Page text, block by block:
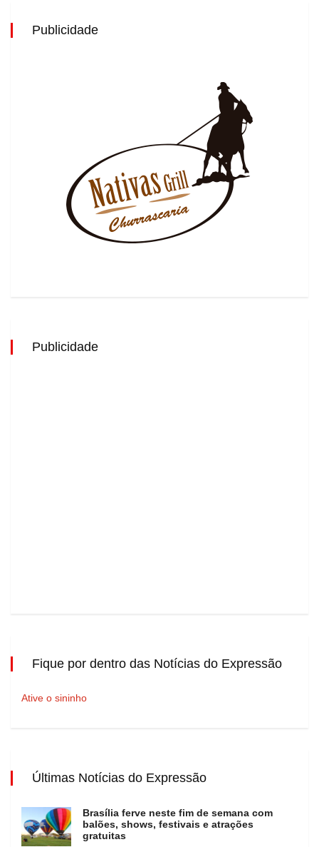
Publicidade
Publicidade
Fique por dentro das Notícias do Expressão
Ative o sininho
Últimas Notícias do Expressão
Brasília ferve neste fim de semana com
balões, shows, festivais e atrações
gratuitas